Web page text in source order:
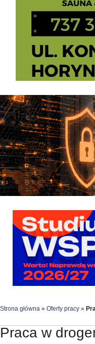
Strona główna » Oferty pracy »
Praca w